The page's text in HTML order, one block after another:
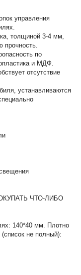
управления
толщиной 3-4 мм,
прочность.
по
и МДФ.
отсутствие
устанавливаются
ЧТО-ЛИБО
140*40 мм. Плотно
не полный):